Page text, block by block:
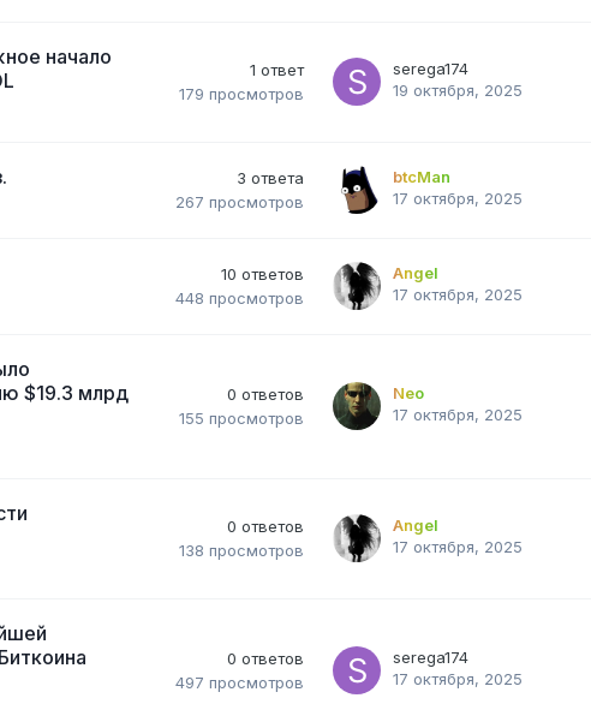
начало
1 ответ
179 просмотров
serega174
19 октября, 2025
3 ответа
267 просмотров
btcMan
17 октября, 2025
10 ответов
448 просмотров
Angel
17 октября, 2025
$19.3 млрд
0 ответов
155 просмотров
Neo
17 октября, 2025
0 ответов
138 просмотров
Angel
17 октября, 2025
0 ответов
497 просмотров
serega174
17 октября, 2025